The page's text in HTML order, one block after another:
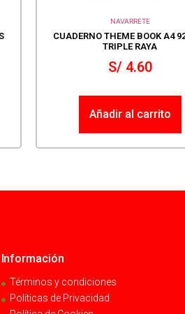
NAVARRETE
CUADERNO THEME BOOK A4
TRIPLE RAYA
S/4.60
Añadir al carrito
Información
Términos y condiciones
Políticas de Privacidad